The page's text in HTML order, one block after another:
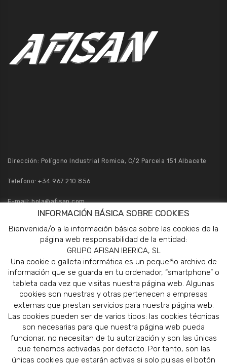
Dirección: Polígono Industrial Romica, C/2 Parcela 151 Albacete
Telefono: +34 967 210 856
E-mail:hola@afisan.com
INFORMACIÓN BÁSICA SOBRE COOKIES
Bienvenida/o a la información básica sobre las cookies de la
página web responsabilidad de la entidad:
GRUPO AFISAN IBERICA, SL
Una cookie o galleta informática es un pequeño archivo de
información que se guarda en tu ordenador, “smartphone” o
tableta cada vez que visitas nuestra página web. Algunas
cookies son nuestras y otras pertenecen a empresas
externas que prestan servicios para nuestra página web.
Las cookies pueden ser de varios tipos: las cookies técnicas
son necesarias para que nuestra página web pueda
funcionar, no necesitan de tu autorización y son las únicas
que tenemos activadas por defecto. Por tanto, son las
únicas cookies que estarán activas si solo pulsas el botón